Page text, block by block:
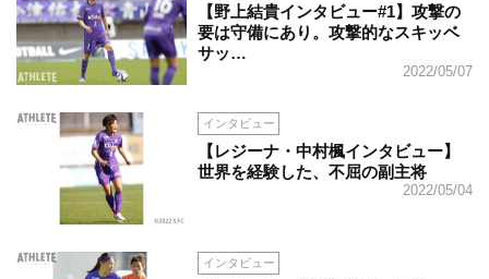
【野上結貴インタビュー#1】攻撃の
要は守備にあり。攻撃的なスキッベ
サッ…
2022/05/07
インタビュー
【レジーナ・中村楓インタビュー】
世界を経験した、不屈の副主将
2022/05/04
インタビュー